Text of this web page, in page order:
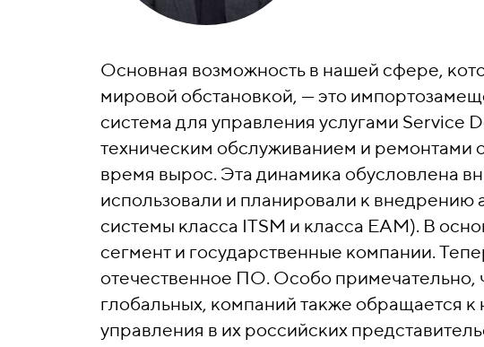
Основная возможность в нашей сфере,
мировой обстановкой, — это
система для управления услугами Service
техническим обслуживанием и
время вырос. Эта динамика обусловлена
использовали и планировали к внедрению
системы класса ITSM и класса EAM). В
сегмент и государственные компании.
отечественное ПО. Особо примечательно,
глобальных, компаний также обращается к
управления в их российских